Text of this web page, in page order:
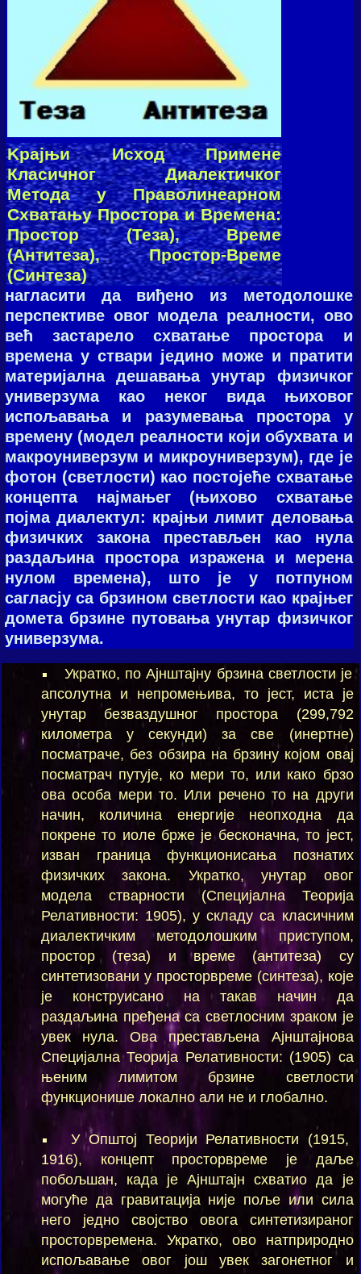
Kрaјњи Исхoд Примeнe
Класичног Диалектичког
Метода у Прaвoлинeaрнoм
Схватању Простора и Времена:
Простор (Теза), Време
(Антитеза), Простор-Време
(Синтеза)
нагласити да виђено из методолошке
перспективе овог модела реалности, ово
већ застарело схватање простора и
времена у ствари једино може и пратити
материјална дешавања унутар физичког
универзума као неког вида њиховог
испољавања и разумевања простора у
времену (модел реалности који обухвата и
макроуниверзум и микроуниверзум), где је
фотон (светлости) као постојеће схватање
концепта најмањег (њихово схватање
појма диалектул: крајњи лимит деловања
физичких закона престављен као нула
раздаљина простора изражена и мерена
нулом времена), што је у потпуном
сагласју са брзином светлости као крајњег
домета брзине путовања унутар физичког
универзума.
Укратко, по Ајнштајну брзина светлости је
апсолутна и непромењива, то јест, иста је
унутар безваздушног простора (299,792
километра у секунди) за све (инертне)
посматраче, без обзира на брзину којом овај
посматрач путује, ко мери то, или како брзо
ова особа мери то. Или речено то на други
начин, количина енергије неопходна да
покрене то иоле брже је бесконачна, то јест,
изван граница функционисања познатих
физичких закона. Укратко, унутар овог
модела стварности (Специјална Теорија
Релативности: 1905), у складу са класичним
диалектичким методолошким приступом,
простор (теза) и време (антитеза) су
синтетизовани у просторвреме (синтеза), које
је конструисано на такав начин да
раздаљина пређена са светлосним зраком је
увек нула. Ова престављена Ајнштајнова
Специјална Теорија Релативности: (1905) са
њеним лимитом брзине светлости
функционише локално али не и глобално.
У Општој Теорији Релативности (1915,
1916), концепт просторвреме је даље
побољшан, када је Ајнштајн схватио да је
могуће да гравитација није поље или сила
него једно својство овога синтетизираног
просторвремена. Укратко, ово натприродно
испољавање овог још увек загонетног и